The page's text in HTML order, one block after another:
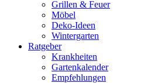
Grillen & Feuer
Möbel
Deko-Ideen
Wintergarten
Ratgeber
Krankheiten
Gartenkalender
Empfehlungen